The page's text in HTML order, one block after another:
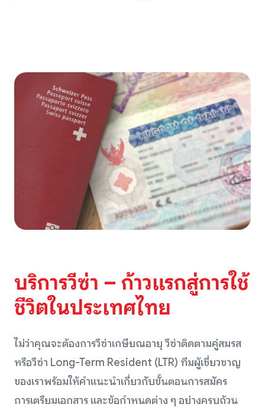
บริการวีซ่า – ก้าวแรกสู่การใช้
ชีวิตในประเทศไทย
ไม่ว่าคุณจะต้องการวีซ่าเกษียณอายุ วีซ่าติดตามคู่สมรส
หรือวีซ่า Long-Term Resident (LTR) ทีมผู้เชี่ยวชาญ
ของเราพร้อมให้คำแนะนำเกี่ยวกับขั้นตอนการสมัคร
การเตรียมเอกสาร และข้อกำหนดต่าง ๆ อย่างครบถ้วน